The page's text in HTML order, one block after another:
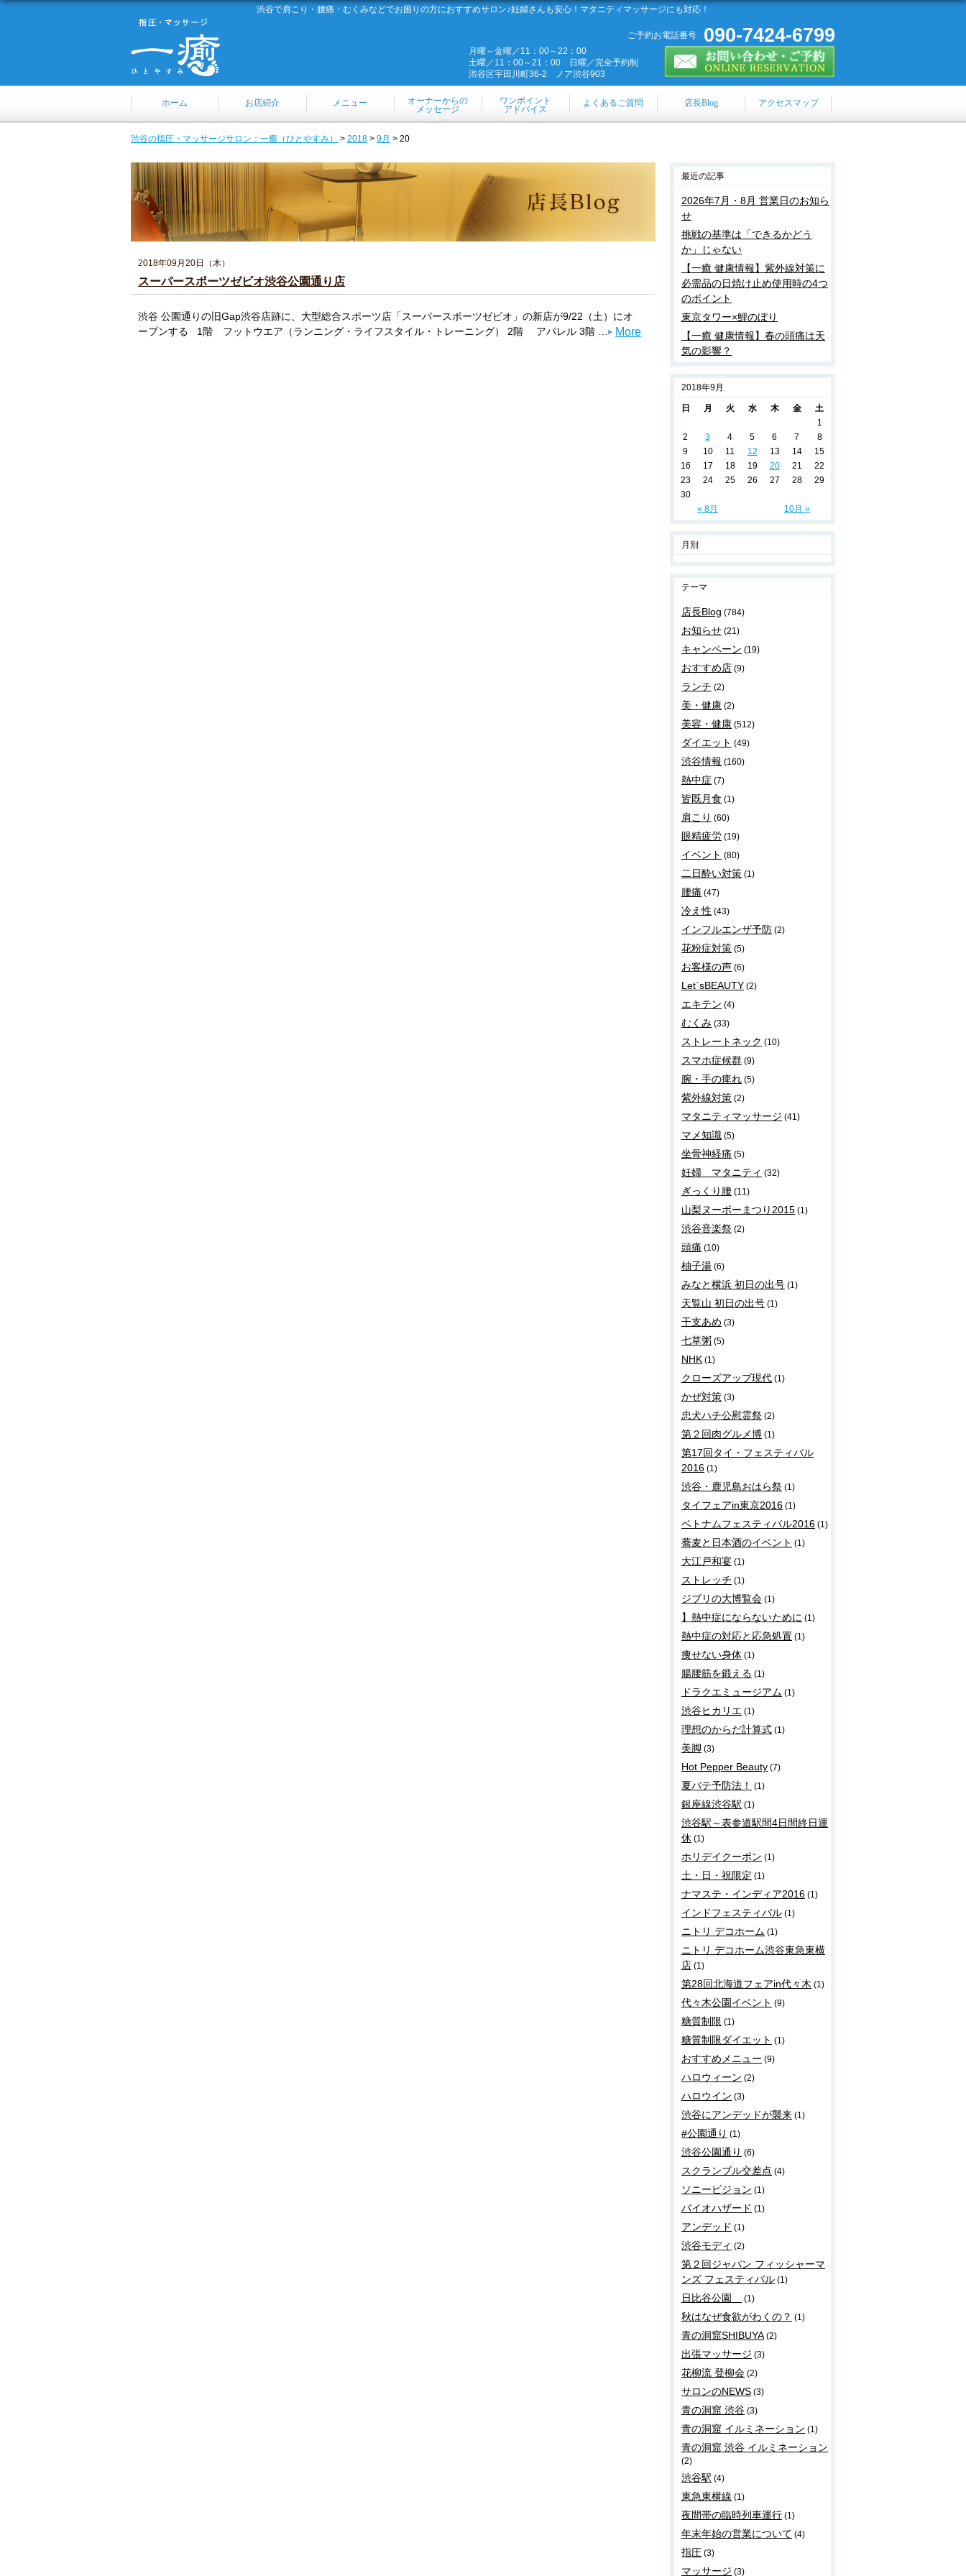
渋谷で肩こり・腰痛・むくみなどでお困りの方におすすめサロン♪妊婦さんも安心！マタニティマッサージにも対応！
090-7424-6799
ご予約お電話番号
月曜～金曜／11：00～22：00
土曜／11：00～21：00 日曜／完全予約制
渋谷区宇田川町36-2 ノア渋谷903
ホーム お店紹介 メニュー
オーナーからの
メッセージ
ワンポイント
アドバイス
よくあるご質問 店長Blog アクセスマップ
渋谷の指圧・マッサージサロン：一癒（ひとやすみ） > 2018 > 9月 > 20
2018年09月20日（木）
スーパースポーツゼビオ渋谷公園通り店
渋谷 公園通りの旧Gap渋谷店跡に、大型総合スポーツ店「スーパースポーツゼビオ」の新店が9/22（土）にオ
ープンする 1階 フットウエア（ランニング・ライフスタイル・トレーニング） 2階 アパレル 3階 …
More
最近の記事
2026年7月・8月 営業日のお知ら
せ
挑戦の基準は「できるかどう
か」じゃない
【一癒 健康情報】紫外線対策に
必需品の日焼け止め使用時の4つ
のポイント
東京タワー×鯉のぼり
【一癒 健康情報】春の頭痛は天
気の影響？
2018年9月
日 月 火 水 木 金 土
« 8月 10月 »
1
2
3 4 5 6 7
8
9
10 11 12 13 14
15
16
17 18 19 20 21
22
23
24 25 26 27 28
29
30
月別
テーマ
店長Blog (784)
お知らせ (21)
キャンペーン (19)
おすすめ店 (9)
ランチ (2)
美・健康 (2)
美容・健康 (512)
ダイエット (49)
渋谷情報 (160)
熱中症 (7)
皆既月食 (1)
肩こり (60)
眼精疲労 (19)
イベント (80)
二日酔い対策 (1)
腰痛 (47)
冷え性 (43)
インフルエンザ予防 (2)
花粉症対策 (5)
お客様の声 (6)
Let`sBEAUTY (2)
エキテン (4)
むくみ (33)
ストレートネック (10)
スマホ症候群 (9)
腕・手の痺れ (5)
紫外線対策 (2)
マタニティマッサージ (41)
マメ知識 (5)
坐骨神経痛 (5)
妊婦 マタニティ (32)
ぎっくり腰 (11)
山梨ヌーボーまつり2015 (1)
渋谷音楽祭 (2)
頭痛 (10)
柚子湯 (6)
みなと横浜 初日の出号 (1)
天覧山 初日の出号 (1)
干支あめ (3)
七草粥 (5)
NHK (1)
クローズアップ現代 (1)
かぜ対策 (3)
忠犬ハチ公慰霊祭 (2)
第２回肉グルメ博 (1)
第17回タイ・フェスティバル
2016 (1)
渋谷・鹿児島おはら祭 (1)
タイフェアin東京2016 (1)
ベトナムフェスティバル2016 (1)
蕎麦と日本酒のイベント (1)
大江戸和宴 (1)
ストレッチ (1)
ジブリの大博覧会 (1)
】熱中症にならないために (1)
熱中症の対応と応急処置 (1)
痩せない身体 (1)
腸腰筋を鍛える (1)
ドラクエミュージアム (1)
渋谷ヒカリエ (1)
理想のからだ計算式 (1)
美脚 (3)
Hot Pepper Beauty (7)
夏バテ予防法！ (1)
銀座線渋谷駅 (1)
渋谷駅～表参道駅間4日間終日運
休 (1)
ホリデイクーポン (1)
土・日・祝限定 (1)
ナマステ・インディア2016 (1)
インドフェスティバル (1)
ニトリ デコホーム (1)
ニトリ デコホーム渋谷東急東横
店 (1)
第28回北海道フェアin代々木 (1)
代々木公園イベント (9)
糖質制限 (1)
糖質制限ダイエット (1)
おすすめメニュー (9)
ハロウィーン (2)
ハロウイン (3)
渋谷にアンデッドが襲来 (1)
#公園通り (1)
渋谷公園通り (6)
スクランブル交差点 (4)
ソニービジョン (1)
バイオハザード (1)
アンデッド (1)
渋谷モディ (2)
第２回ジャパン フィッシャーマ
ンズ フェスティバル (1)
日比谷公園 (1)
秋はなぜ食欲がわくの？ (1)
青の洞窟SHIBUYA(2)
出張マッサージ (3)
花柳流 登柳会 (2)
サロンのNEWS (3)
青の洞窟 渋谷 (3)
青の洞窟 イルミネーション (1)
青の洞窟 渋谷 イルミネーション
(2)
渋谷駅 (4)
東急東横線 (1)
夜間帯の臨時列車運行 (1)
年末年始の営業について (4)
指圧 (3)
マッサージ (3)